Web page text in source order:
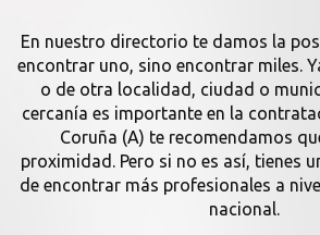
En nuestro directorio te damos la
encontrar uno, sino encontrar miles.
o de otra localidad, ciudad o
cercanía es importante en la
Coruña (A) te recomendamos
proximidad. Pero si no es así, tienes
de encontrar más profesionales a
nacional.